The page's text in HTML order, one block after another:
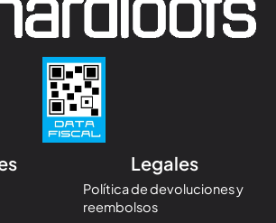
Legales
Política de devoluciones y
reembolsos